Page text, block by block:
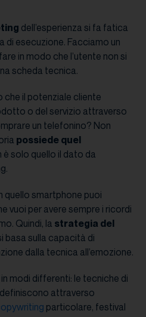
dell’esperienza si fa fatica
di esecuzione. Facciamo un
in modo che l’utente non si
scheda tecnica.
che il potenziale cliente
o del servizio attraverso
un telefonino? Non
possiede quel
è solo quello il dato da
quello smartphone puoi
vuoi per avere sempre i ricordi
Quindi, la strategia del
basa sulla capacità di
dalla tecnica all’emozione.
modi differenti: le tecniche di
attraverso
particolare, festival